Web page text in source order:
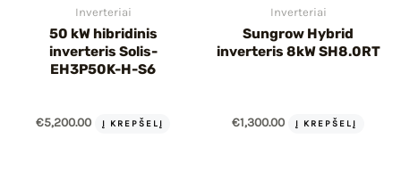
Inverteriai
50 kW hibridinis
inverteris Solis-
EH3P50K-H-S6
€5,200.00 Į KREPŠELĮ
Inverteriai
Sungrow Hybrid
inverteris 8kW SH8.0RT
€1,300.00 Į KREPŠELĮ